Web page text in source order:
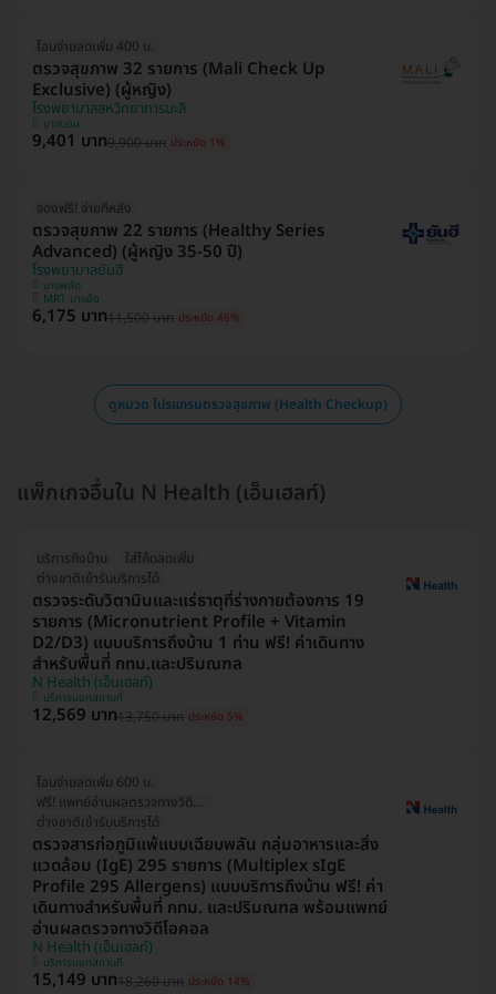
โอนจ่ายลดเพิ่ม 400 บ.
ตรวจสุขภาพ 32 รายการ (Mali Check Up
Exclusive) (ผู้หญิง)
โรงพยาบาลสหวิทยาการมะลิ
บางบอน
9,401 บาท9,900 บาท ประหยัด 1%
จองฟรี! จ่ายทีหลัง
ตรวจสุขภาพ 22 รายการ (Healthy Series
Advanced) (ผู้หญิง 35-50 ปี)
โรงพยาบาลยันฮี
บางพลัด
MRT บางอ้อ
6,175 บาท11,500 บาท ประหยัด 46%
ดูหมวด โปรแกรมตรวจสุขภาพ (Health Checkup)
แพ็กเกจอื่นใน N Health (เอ็นเฮลท์)
บริการถึงบ้าน
ใส่โค้ดลดเพิ่ม
ต่างชาติเข้ารับบริการได้
ตรวจระดับวิตามินและแร่ธาตุที่ร่างกายต้องการ 19
รายการ (Micronutrient Profile + Vitamin
D2/D3) แบบบริการถึงบ้าน 1 ท่าน ฟรี! ค่าเดินทาง
สำหรับพื้นที่ กทม.และปริมณฑล
N Health (เอ็นเฮลท์)
บริการนอกสถานที่
12,569 บาท13,750 บาท ประหยัด 5%
โอนจ่ายลดเพิ่ม 600 บ.
ฟรี! แพทย์อ่านผลตรวจทางวิดีโอคอล
ต่างชาติเข้ารับบริการได้
ตรวจสารก่อภูมิแพ้แบบเฉียบพลัน กลุ่มอาหารและสิ่ง
แวดล้อม (IgE) 295 รายการ (Multiplex sIgE
Profile 295 Allergens) แบบบริการถึงบ้าน ฟรี! ค่า
เดินทางสำหรับพื้นที่ กทม. และปริมณฑล พร้อมแพทย์
อ่านผลตรวจทางวิดีโอคอล
N Health (เอ็นเฮลท์)
บริการนอกสถานที่
15,149 บาท18,260 บาท ประหยัด 14%